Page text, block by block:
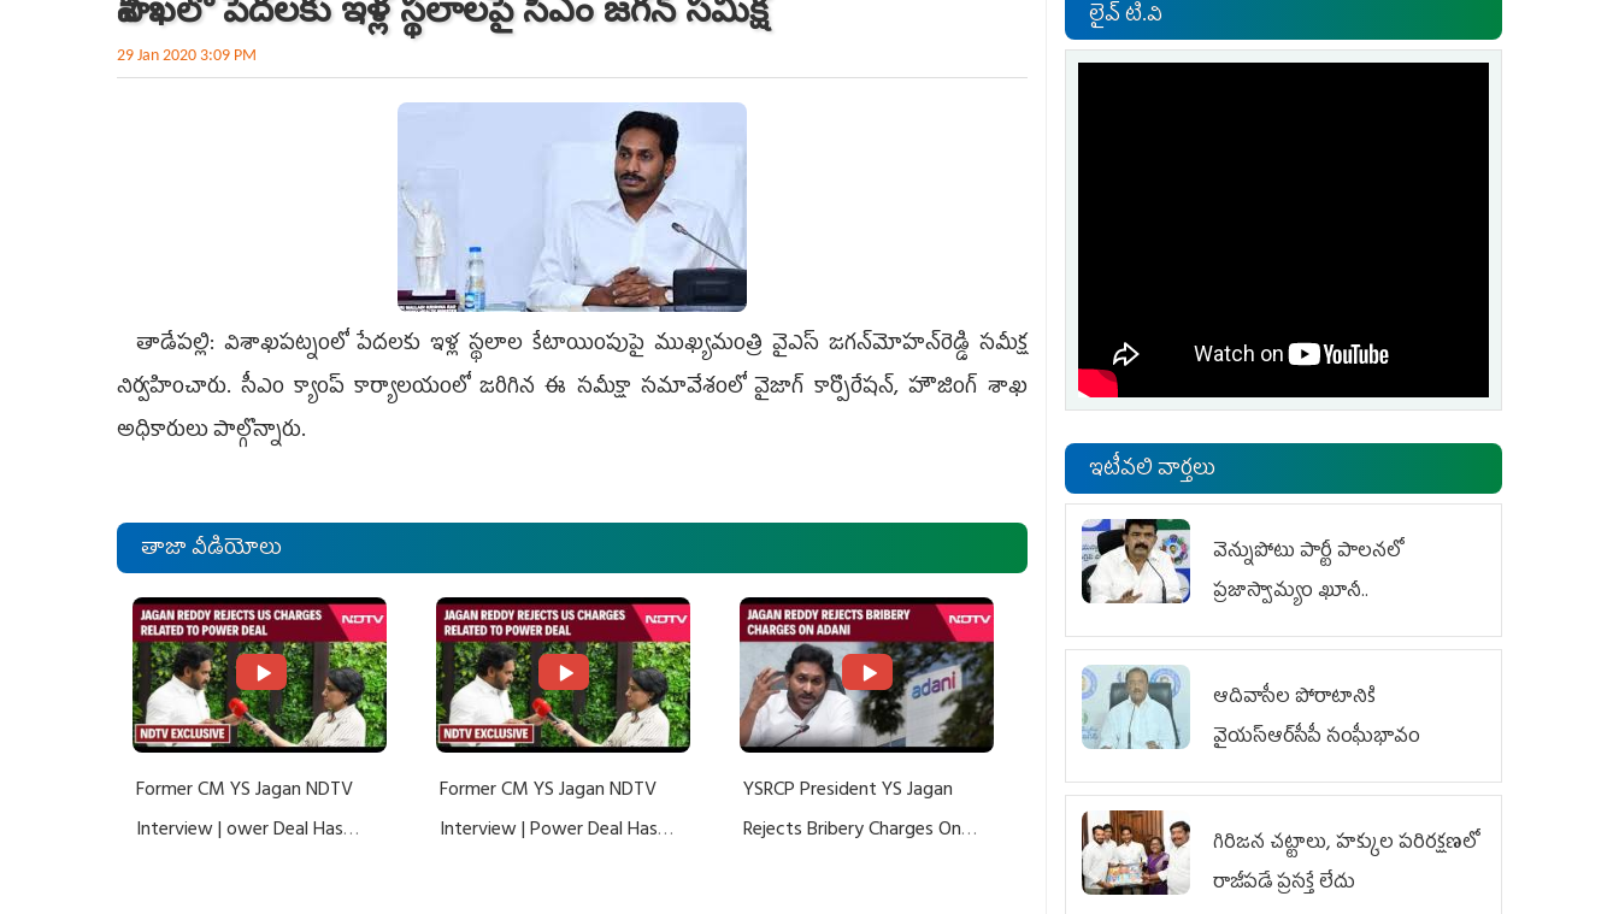
విశాఖలో పేదలకు ఇళ్ల స్థలాలపై సీఎం జగన్‌ సమీక్ష
29 Jan 2020 3:09 PM
తాడేపల్లి: విశాఖపట్నంలో పేదలకు ఇళ్ల స్థలాల కేటాయింపుపై ముఖ్యమంత్రి వైఎస్‌ జగన్‌మోహన్‌రెడ్డి సమీక్ష
నిర్వహించారు. సీఎం క్యాంప్‌ కార్యాలయంలో జరిగిన ఈ సమీక్షా సమావేశంలో వైజాగ్‌ కార్పొరేషన్‌, హౌజింగ్‌ శాఖ
అధికారులు పాల్గొన్నారు.
తాజా వీడియోలు
Former CM YS Jagan NDTV
Interview | ower Deal Has
Former CM YS Jagan NDTV
Interview | Power Deal Has
YSRCP President YS Jagan
Rejects Bribery Charges On
లైవ్ టి.వి
ఇటీవలి వార్తలు
వెన్నుపోటు పార్టీ పాలనలో
ప్రజాస్వామ్యం ఖూనీ..
ఆదివాసీల పోరాటానికి
వైయ‌స్ఆర్‌సీపీ సంఘీభావం
గిరిజన చట్టాలు, హక్కుల పరిరక్షణలో
రాజీపడే ప్రసక్తే లేదు